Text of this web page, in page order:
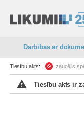
Darbības ar
Tiesību akts: zaudējis
Tiesību akts ir